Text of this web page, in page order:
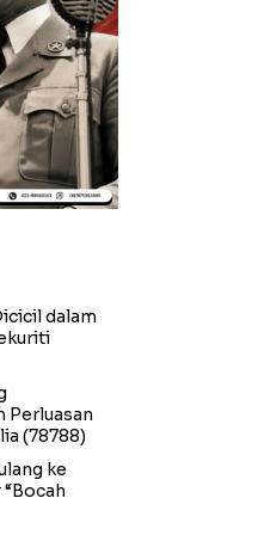
dalam
Perluasan
(78788)
ke